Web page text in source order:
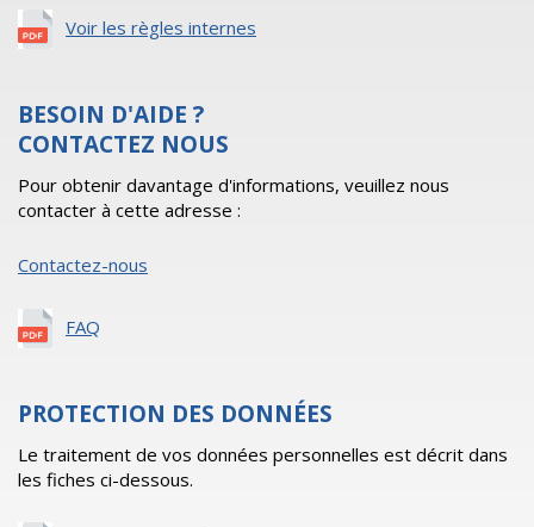
Voir les règles internes
BESOIN D'AIDE ?
CONTACTEZ NOUS
Pour obtenir davantage d'informations, veuillez nous
contacter à cette adresse :
Contactez-nous
FAQ
PROTECTION DES DONNÉES
Le traitement de vos données personnelles est décrit dans
les fiches ci-dessous.